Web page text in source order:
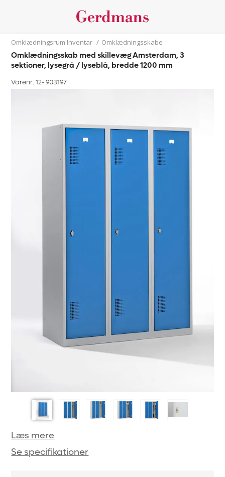
Omklædningsrum Inventar / Omklædningsskabe
Omklædningsskab med skillevæg Amsterdam, 3
sektioner, lysegrå / lyseblå, bredde 1200 mm
Varenr. 12-903197
Læs mere
Se specifikationer